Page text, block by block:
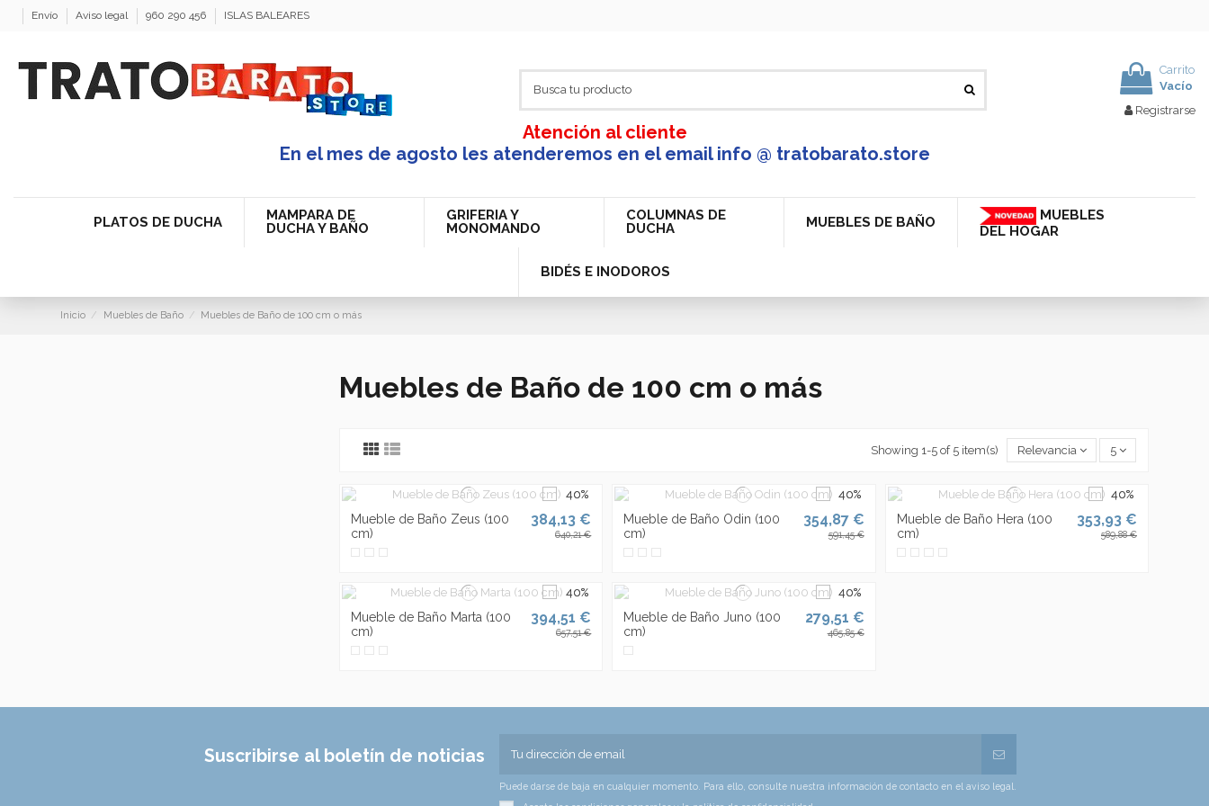
Envío Aviso legal 960 290 456 ISLAS BALEARES
Carrito
Vacío
Registrarse
Atención al cliente
En el mes de agosto les atenderemos en el email info @ tratobarato.store
PLATOS DE DUCHA
MAMPARA DE
DUCHA Y BAÑO
GRIFERIA Y
MONOMANDO
COLUMNAS DE
DUCHA
MUEBLES DE BAÑO
MUEBLES
DEL HOGAR
BIDÉS E INODOROS
Inicio Muebles de Baño Muebles de Baño de 100 cm o más
Muebles de Baño de 100 cm o más
Showing 1-5 of 5 item(s) Relevancia 5
Mueble de Baño Zeus (100
cm)
384,13 €
640,21 €
Mueble de Baño Odin (100
cm)
354,87 €
591,45 €
Mueble de Baño Hera (100
cm)
353,93 €
589,88 €
Mueble de Baño Marta (100
cm)
394,51 €
657,51 €
Mueble de Baño Juno (100
cm)
279,51 €
465,85 €
Suscribirse al boletín de noticias
Puede darse de baja en cualquier momento. Para ello, consulte nuestra información de contacto en el aviso legal.